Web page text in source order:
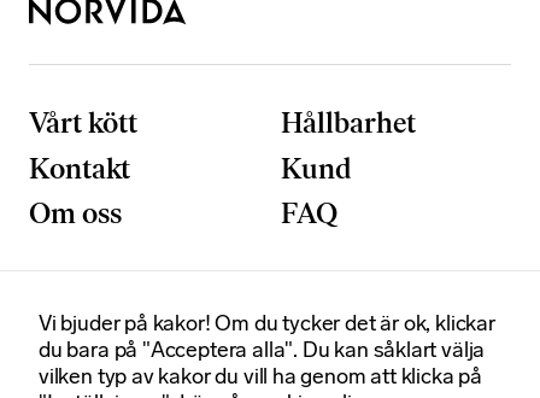
Vårt kött
Hållbarhet
Kontakt
Kund
Om oss
FAQ
Postadress
Box 92020
120 06 Stockholm
Besöksadress
Smedjegatan 6
131 54 Sickla
Vi bjuder på kakor! Om du tycker det är ok, klickar
du bara på "Acceptera alla". Du kan såklart välja
vilken typ av kakor du vill ha genom att klicka på
N
d
v
ä